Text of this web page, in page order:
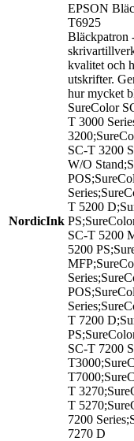
NordicInk
EPSON
T6925
Bläckpatron
kvalitet och
utskrifter.
hur mycket
SureColor
T 3000
SC-T 3200
W/O
T 5200
SC-T 5200
5200
T 7200
SC-T 7200
T
T
7200
7270 D